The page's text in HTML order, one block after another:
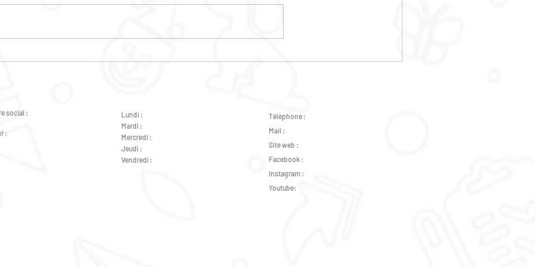
LA COLO DES FAMILLES
social :
:
Lundi :
Mardi :
Mercredi :
Jeudi :
Vendredi :
Téléphone :
Mail :
Site web :
Facebook :
Instagram :
Youtube: